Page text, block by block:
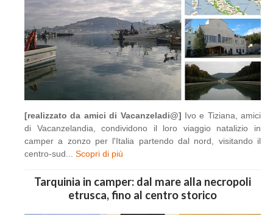
[realizzato da amici di Vacanzeladi@] Ivo e Tiziana, amici
di Vacanzelandia, condividono il loro viaggio natalizio in
camper a zonzo per l'Italia partendo dal nord, visitando il
centro-sud... Scopri di più
Tarquinia in camper: dal mare alla necropoli
etrusca, fino al centro storico